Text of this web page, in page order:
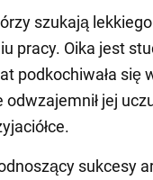
szukają
pracy. Oika jest
podkochiwała się
jej
sukcesy